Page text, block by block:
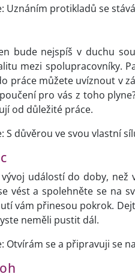
Uznáním protikladů se
bude nejspíš v duchu
mezi spolupracovníky.
práce můžete uvíznout v
poučení pro vás z toho
od důležité práce.
S důvěrou ve svou vlastní
událostí do doby, než
vést a spolehněte se na
vám přinesou pokrok.
neměli pustit dál.
Otvírám se a připravuji se